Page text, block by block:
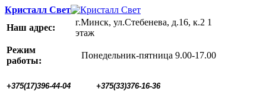
Кристалл Свет
Наш адрес:
г.Минск, ул.Стебенева, д.16, к.2 1
этаж
Режим
работы:
Понедельник-пятница 9.00-17.00
+375(17)396-44-04 +375(33)376-16-36